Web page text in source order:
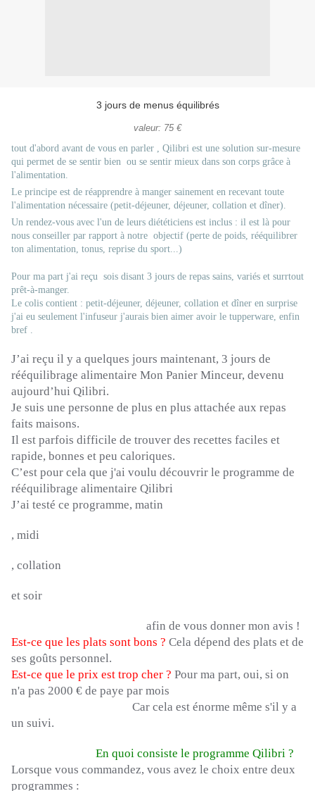
3 jours de menus équilibrés
valeur: 75 €
tout d'abord avant de vous en parler , Qilibri est une solution sur-mesure
qui permet de se sentir bien ou se sentir mieux dans son corps grâce à
l'alimentation.
Le principe est de réapprendre à manger sainement en recevant toute
l'alimentation nécessaire (petit-déjeuner, déjeuner, collation et dîner).
Un rendez-vous avec l'un de leurs diététiciens est inclus : il est là pour
nous conseiller par rapport à notre objectif (perte de poids, rééquilibrer
ton alimentation, tonus, reprise du sport...)
Pour ma part j'ai reçu sois disant 3 jours de repas sains, variés et surrtout
prêt-à-manger.
Le colis contient : petit-déjeuner, déjeuner, collation et dîner en surprise
j'ai eu seulement l'infuseur j'aurais bien aimer avoir le tupperware, enfin
bref .
J’ai reçu il y a quelques jours maintenant, 3 jours de
rééquilibrage alimentaire Mon Panier Minceur, devenu
aujourd’hui Qilibri.
Je suis une personne de plus en plus attachée aux repas
faits maisons.
Il est parfois difficile de trouver des recettes faciles et
rapide, bonnes et peu caloriques.
C’est pour cela que j'ai voulu découvrir le programme de
rééquilibrage alimentaire Qilibri
J’ai testé ce programme, matin
, midi
, collation
et soir
afin de vous donner mon avis !
Est-ce que les plats sont bons ? Cela dépend des plats et de
ses goûts personnel.
Est-ce que le prix est trop cher ? Pour ma part, oui, si on
n'a pas 2000 € de paye par mois
Car cela est énorme même s'il y a
un suivi.
En quoi consiste le programme Qilibri ?
Lorsque vous commandez, vous avez le choix entre deux
programmes :